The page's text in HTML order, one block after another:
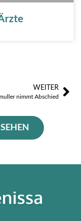
WEITER
nimmt Abschied